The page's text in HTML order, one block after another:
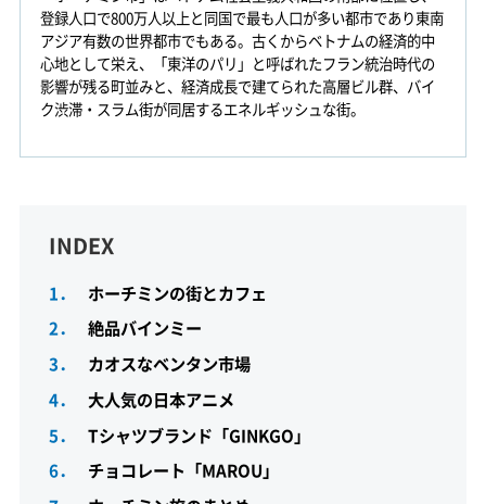
登録人口で800万人以上と同国で最も人口が多い都市であり東南
アジア有数の世界都市でもある。古くからベトナムの経済的中
心地として栄え、「東洋のパリ」と呼ばれたフラン統治時代の
影響が残る町並みと、経済成長で建てられた高層ビル群、バイ
ク渋滞・スラム街が同居するエネルギッシュな街。
INDEX
1． ホーチミンの街とカフェ
2． 絶品バインミー
3． カオスなベンタン市場
4． 大人気の日本アニメ
5． Tシャツブランド「GINKGO」
6． チョコレート「MAROU」